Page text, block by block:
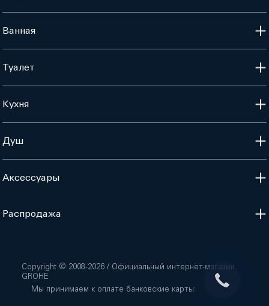
Ванная
Туалет
Кухня
Душ
Аксессуары
Распродажа
Copyright © 2008-2026 / Официальный интернет-магазин
GROHE
Мы принимаем к оплате банковские карты: